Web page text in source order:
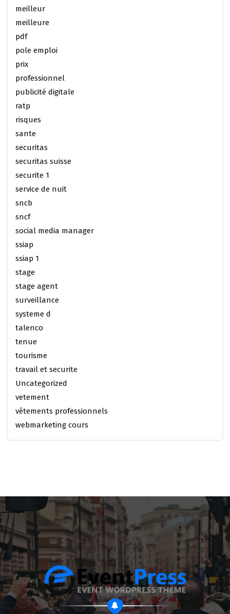
meilleur
meilleure
pdf
pole emploi
prix
professionnel
publicité digitale
ratp
risques
sante
securitas
securitas suisse
securite 1
service de nuit
sncb
sncf
social media manager
ssiap
ssiap 1
stage
stage agent
surveillance
systeme d
talenco
tenue
tourisme
travail et securite
Uncategorized
vetement
vêtements professionnels
webmarketing cours